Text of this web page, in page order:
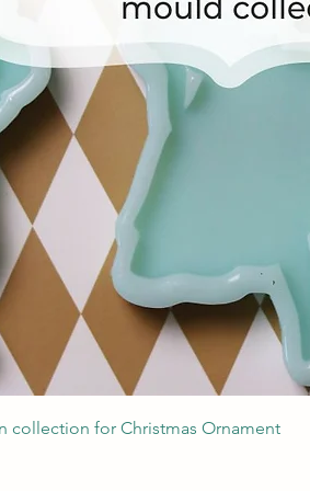
Швидкий перегляд
collection for Christmas Ornament